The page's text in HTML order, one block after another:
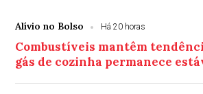
Alívio no Bolso Há 20 horas
Combustíveis mantêm
gás de cozinha permanece